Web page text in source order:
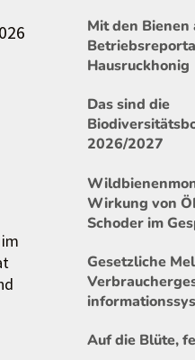
Mit den
Hausruckhonig
Das sind die
2026/2027
Wirkung von
Schoder im
Gesetzliche
Auf die Blüte,